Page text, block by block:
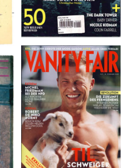
VANITY FAIR – Nr. 7 –
8. Februar 2007